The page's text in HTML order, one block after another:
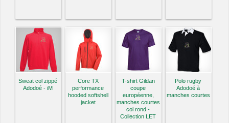
Sweat col zippé
Adodoé - iM
Core TX
performance
hooded softshell
jacket
T-shirt Gildan
coupe
européenne,
manches courtes
col rond -
Collection LET
Polo rugby
Adodoé à
manches courtes